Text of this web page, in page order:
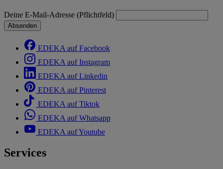
Deine E-Mail-Adresse (Pflichtfeld)
Absenden
EDEKA auf Facebook
EDEKA auf Instagram
EDEKA auf Linkedin
EDEKA auf Pinterest
EDEKA auf Tiktok
EDEKA auf Whatsapp
EDEKA auf Youtube
Services